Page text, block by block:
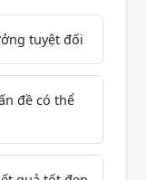
tuyệt đối
đề có thể